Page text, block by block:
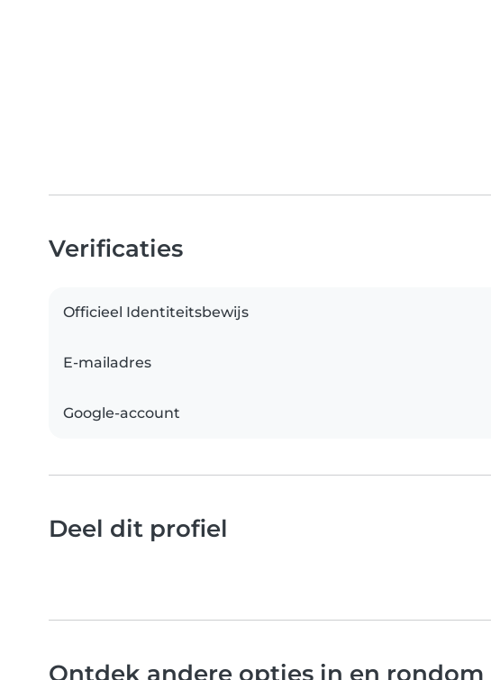
Verificaties
Officieel Identiteitsbewijs
E-mailadres
Google-account
Deel dit profiel
Ontdek andere opties in en rondom